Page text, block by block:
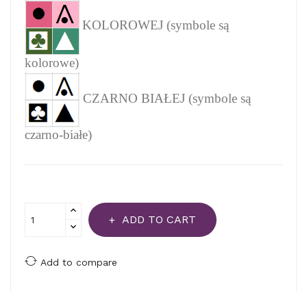
KOLOROWEJ (symbole są
kolorowe)
CZARNO BIAŁEJ (symbole są
czarno-białe)
ADD TO CART
Add to compare